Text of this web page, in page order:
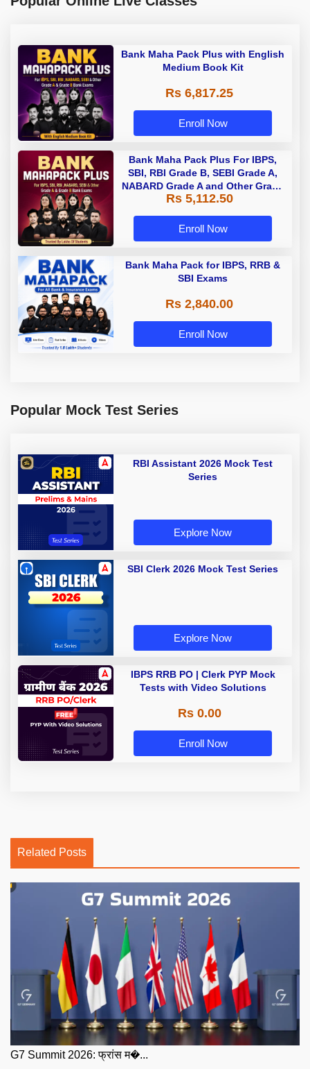
Bank Maha Pack Plus with English
Medium Book Kit
Rs 6,817.25
Enroll Now
Bank Maha Pack Plus For IBPS,
SBI, RBI Grade B, SEBI Grade A,
NABARD Grade A and Other Grade
A & Grade B Bank Exams
Rs 5,112.50
Enroll Now
Bank Maha Pack for IBPS, RRB &
SBI Exams
Rs 2,840.00
Enroll Now
Popular Mock Test Series
RBI Assistant 2026 Mock Test
Series
Explore Now
SBI Clerk 2026 Mock Test Series
Explore Now
IBPS RRB PO | Clerk PYP Mock
Tests with Video Solutions
Rs 0.00
Enroll Now
Related Posts
G7 Summit 2026: फ्रांस म�...